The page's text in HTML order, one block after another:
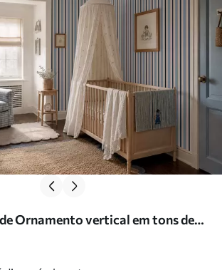
Ornamento vertical em tons de
w05610